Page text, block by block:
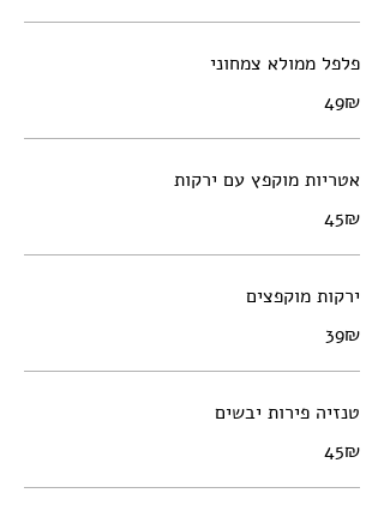
פלפל ממולא צמחוני
‏49 ‏₪
אטריות מוקפץ עם ירקות
‏45 ‏₪
ירקות מוקפצים
‏39 ‏₪
טנזיה פירות יבשים
‏45 ‏₪